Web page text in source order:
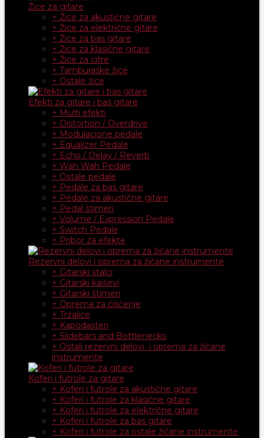
Žice za gitare
+ Žice za akustične gitare
+ Žice za električne gitare
+ Žice za bas gitare
+ Žice za klasične gitare
+ Žice za citre
+ Tamburaške žice
+ Ostale žice
Efekti za gitare i bas gitare
+ Multi efekti
+ Distortion / Overdrive
+ Modulacione pedale
+ Equalizer Pedale
+ Echo / Delay / Reverb
+ Wah Wah Pedale
+ Ostale pedale
+ Pedale za bas gitare
+ Pedale za akustične gitare
+ Pedal štimeri
+ Volume / Expression Pedale
+ Switch Pedale
+ Pribor za efekte
Rezervni delovi i oprema za žičane instrumente
+ Gitarski stalci
+ Gitarski kaiševi
+ Gitarski štimeri
+ Oprema za čišćenje
+ Trzalice
+ Kapodasteri
+ Slidebars and Bottlenecks
+ Ostali rezervni delovi i oprema za žičane
instrumente
Koferi i futrole za gitare
+ Koferi i futrole za akustične gitare
+ Koferi i futrole za klasične gitare
+ Koferi i futrole za električne gitare
+ Koferi i futrole za bas gitare
+ Koferi i futrole za ostale žičane instrumente